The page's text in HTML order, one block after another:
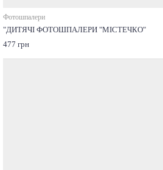
Фотошпалери
"ДИТЯЧІ ФОТОШПАЛЕРИ "МІСТЕЧКО"
477 грн